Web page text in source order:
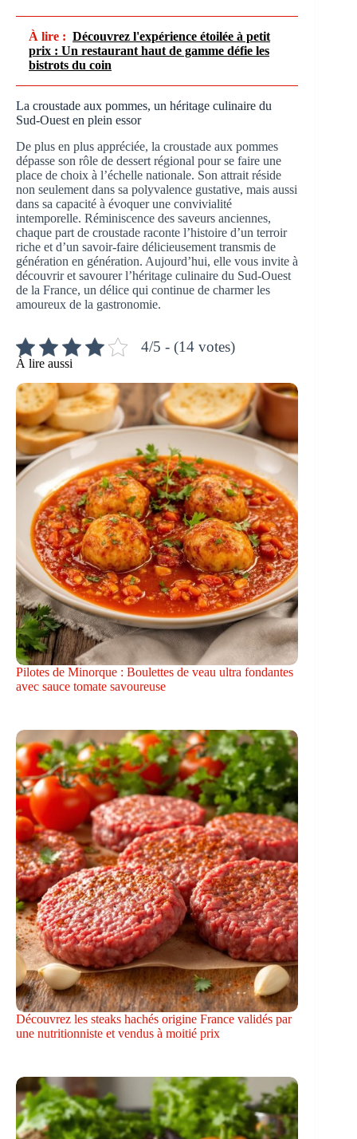
À lire : Découvrez l'expérience étoilée à petit
prix : Un restaurant haut de gamme défie les
bistrots du coin
La croustade aux pommes, un héritage culinaire du
Sud-Ouest en plein essor
De plus en plus appréciée, la croustade aux pommes
dépasse son rôle de dessert régional pour se faire une
place de choix à l’échelle nationale. Son attrait réside
non seulement dans sa polyvalence gustative, mais aussi
dans sa capacité à évoquer une convivialité
intemporelle. Réminiscence des saveurs anciennes,
chaque part de croustade raconte l’histoire d’un terroir
riche et d’un savoir-faire délicieusement transmis de
génération en génération. Aujourd’hui, elle vous invite à
découvrir et savourer l’héritage culinaire du Sud-Ouest
de la France, un délice qui continue de charmer les
amoureux de la gastronomie.
4/5 - (14 votes)
À lire aussi
Pilotes de Minorque : Boulettes de veau ultra fondantes
avec sauce tomate savoureuse
Découvrez les steaks hachés origine France validés par
une nutritionniste et vendus à moitié prix